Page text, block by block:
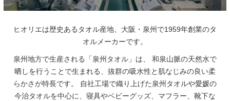
ヒオリエは歴史あるタオル産地、大阪・泉州で1959年創業のタ
オルメーカーです。
泉州地方で生産される「泉州タオル」は、
和泉山脈の天然水で
晒しを行うことで生まれる、抜群の吸水性と肌なじみの良い柔
らかさが特長です。
自社工場で織り上げた泉州タオルや愛媛の
今治タオルを中心に、寝具やベビーグッズ、マフラー、靴下な